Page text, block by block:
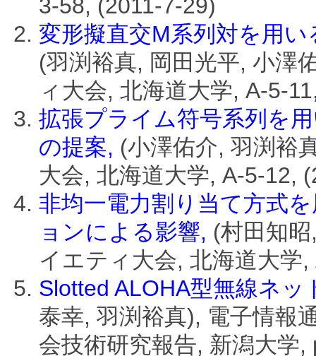
3-58, (2011-7-29)
変形擬直交M系列対を用
(羽渕裕真, 岡田光平, 小澤
ィ大会, 北海道大学, A-5-
拡張プライム符号系列を
の提案, (小澤佑介, 羽渕裕
大会, 北海道大学, A-5-12,
非均一電力割り当て方式
ョンによる影響, (村田知
イエティ大会, 北海道大学
Slotted ALOHA型無線ネ
泰幸, 羽渕裕真), 電子情報
会技術研究報告, 新潟大学